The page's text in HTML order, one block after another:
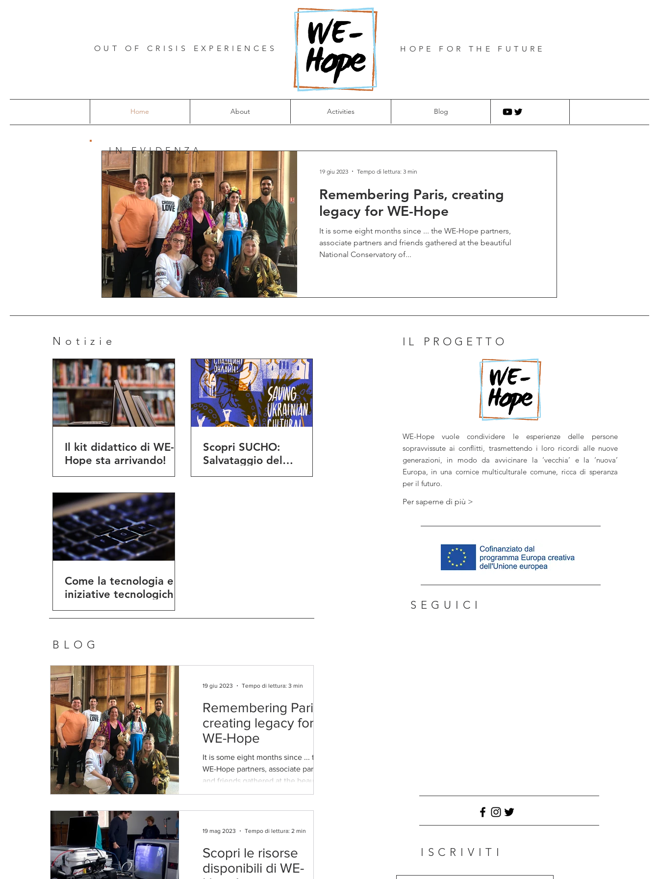
OUT OF CRISIS EXPERIENCES HOPE FOR THE FUTURE
Home About Activities Blog
Remembering Paris, creating
legacy for WE-Hope
It is some eight months since ... the WE-Hope partners,
associate partners and friends gathered at the beautiful
National Conservatory of...
19 giu 2023 Tempo di lettura: 3 min
IN EVIDENZA
Notizie
Il kit didattico di WE-
Hope sta arrivando!
Scopri SUCHO:
Salvataggio del
patrimonio culturale
Come la tecnologia e le
iniziative tecnologiche
aiutano il popolo
ucraino.
BLOG
Remembering Paris,
creating legacy for
WE-Hope
It is some eight months since ... the
WE-Hope partners, associate partners
and friends gathered at the beautiful
National Conservatory of...
19 giu 2023 Tempo di lettura: 3 min
Scopri le risorse
disponibili di WE-
19 mag 2023 Tempo di lettura: 2 min
IL PROGETTO
WE-Hope vuole condividere le esperienze delle persone
sopravvissute ai conflitti, trasmettendo i loro ricordi alle nuove
generazioni, in modo da avvicinare la ‘vecchia’ e la ‘nuova’
Europa, in una cornice multiculturale comune, ricca di speranza
per il futuro.
Per saperne di più >
SEGUICI
ISCRIVITI